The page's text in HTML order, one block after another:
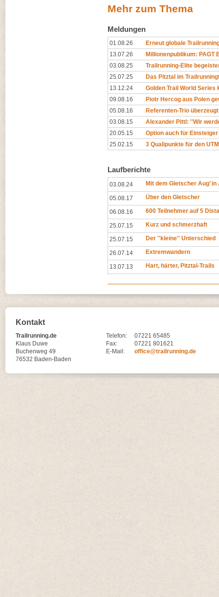
Mehr zum Thema
Meldungen
01.08.26
Erneut globale
13.07.26
Millionenpublikum: PAGT
03.08.25
Trailrunning-Elite
25.07.25
Das Pitztal im
13.12.24
Golden Trail World
09.08.16
Piotr Hercog aus Polen
05.08.16
Referenten-Trio
03.08.15
Alexander Pittl: ''Wir
20.05.15
Option auch für
25.02.15
3 Qualipunkte für den
Laufberichte
03.08.24 Mit dem Gletscher Aug’ in
05.08.17 Über den Gletscher
06.08.16 600 Teilnehmer auf 5
25.07.15 Kurz und schmerzhaft
25.07.15 Der ''kleine'' Unterschied
26.07.14 Extremwandern
13.07.13 Hart, härter, Pitztal-Trails
Kontakt
Trailrunning.de
Klaus Duwe
Buchenweg 49
76532 Baden-Baden
Telefon:
07221 65485
Fax:
07221 801621
E-Mail:
office@trailrunning.de